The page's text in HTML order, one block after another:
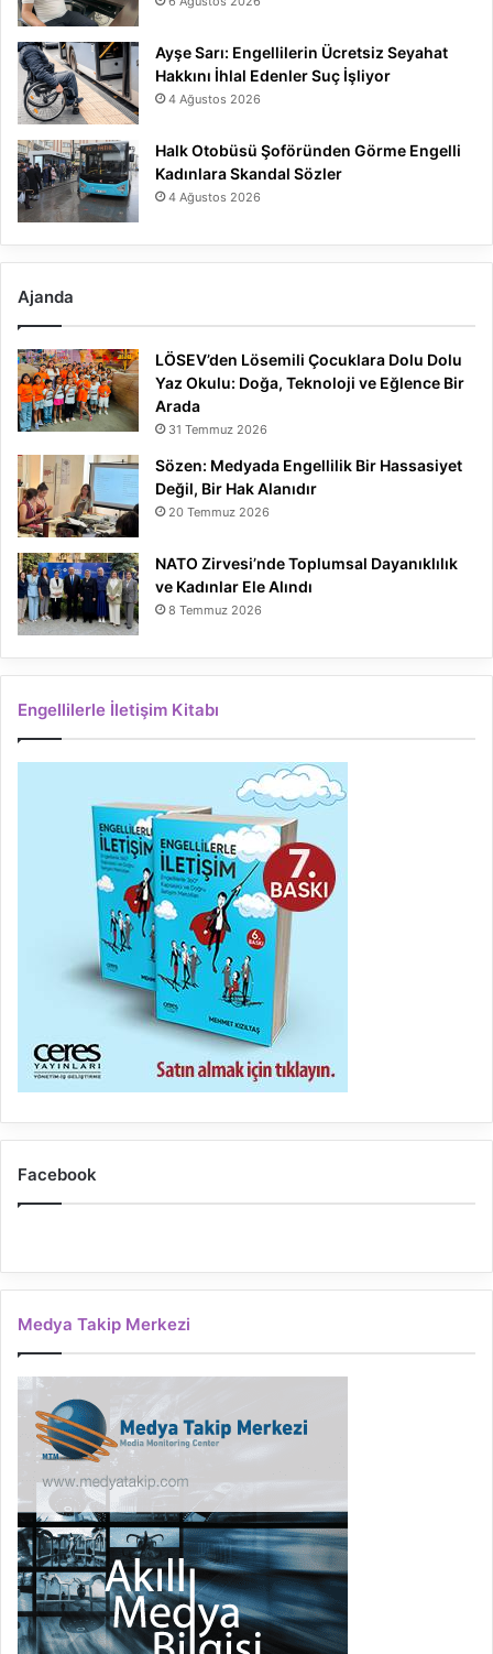
Ayşe Sarı: Engellilerin Ücretsiz Seyahat
Hakkını İhlal Edenler Suç İşliyor
4 Ağustos 2026
Halk Otobüsü Şoföründen Görme Engelli
Kadınlara Skandal Sözler
4 Ağustos 2026
Ajanda
LÖSEV’den Lösemili Çocuklara Dolu Dolu
Yaz Okulu: Doğa, Teknoloji ve Eğlence Bir
Arada
31 Temmuz 2026
Sözen: Medyada Engellilik Bir Hassasiyet
Değil, Bir Hak Alanıdır
20 Temmuz 2026
NATO Zirvesi’nde Toplumsal Dayanıklılık
ve Kadınlar Ele Alındı
8 Temmuz 2026
Engellilerle İletişim Kitabı
Facebook
Medya Takip Merkezi